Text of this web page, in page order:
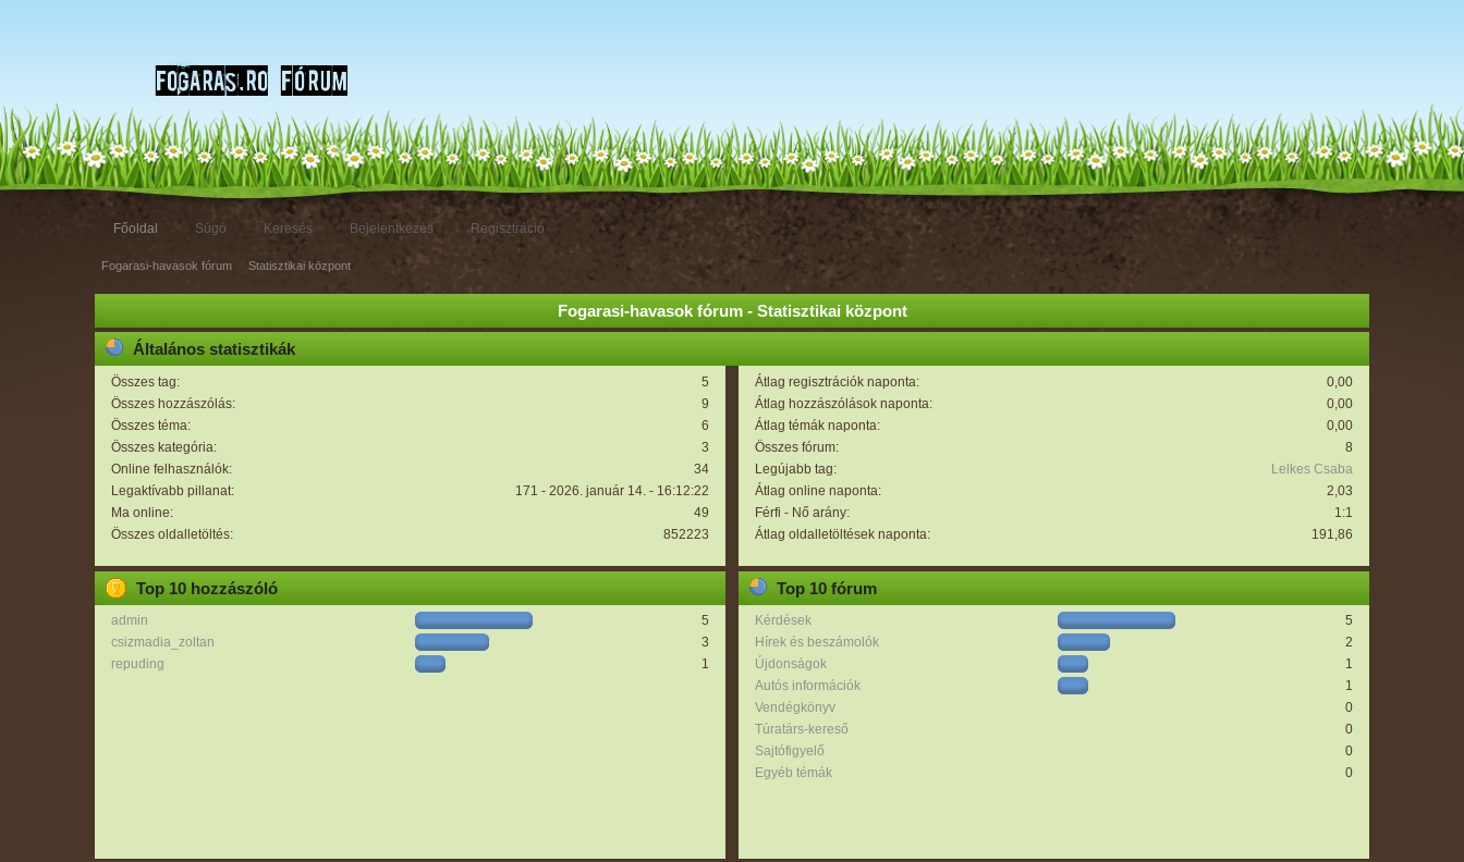
Főoldal Súgó Keresés Bejelentkezés Regisztráció
Fogarasi-havasok fórum Statisztikai központ
Fogarasi-havasok fórum - Statisztikai központ
Általános statisztikák
Összes tag:
5
Összes hozzászólás:
9
Összes téma:
6
Összes kategória:
3
Online felhasználók:
34
Legaktívabb pillanat:
171 - 2026. január 14. - 16:12:22
Ma online:
49
Összes oldalletöltés:
852223
Átlag regisztrációk naponta:
0,00
Átlag hozzászólások naponta:
0,00
Átlag témák naponta:
0,00
Összes fórum:
8
Legújabb tag:
Lelkes Csaba
Átlag online naponta:
2,03
Férfi - Nő arány:
1:1
Átlag oldalletöltések naponta:
191,86
Top 10 hozzászóló
admin
5
csizmadia_zoltan
3
repuding
1
Top 10 fórum
Kérdések
5
Hírek és beszámolók
2
Újdonságok
1
Autós információk
1
Vendégkönyv
0
Túratárs-kereső
0
Sajtófigyelő
0
Egyéb témák
0